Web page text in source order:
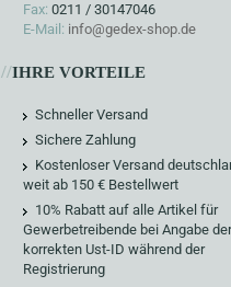
Fax: 0211 / 30147046
E-Mail: info@gedex-shop.de
//IHRE VORTEILE
Schneller Versand
Sichere Zahlung
Kostenloser Versand
weit ab 150 € Bestellwert
10% Rabatt auf alle Artikel für
Gewerbetreibende bei Angabe der
korrekten Ust-ID während der
Registrierung